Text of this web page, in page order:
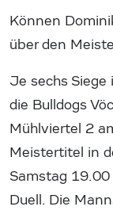
Können
über den
Je sechs
die Bulldogs
Mühlviertel 2
Meistertitel in
Samstag
Duell. Die